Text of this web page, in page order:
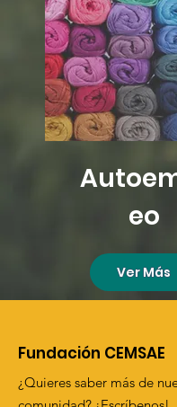
eo
Ver Más
Fundación CEMSAE
¿Quieres saber más de